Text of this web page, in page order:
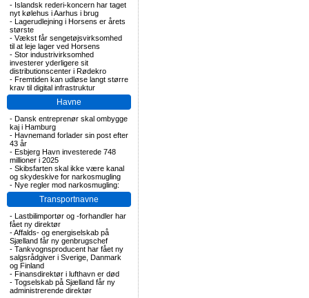
- Islandsk rederi-koncern har taget
nyt kølehus i Aarhus i brug
- Lagerudlejning i Horsens er årets
største
- Vækst får sengetøjsvirksomhed
til at leje lager ved Horsens
- Stor industrivirksomhed
investerer yderligere sit
distributionscenter i Rødekro
- Fremtiden kan udløse langt større
krav til digital infrastruktur
Havne
- Dansk entreprenør skal ombygge
kaj i Hamburg
- Havnemand forlader sin post efter
43 år
- Esbjerg Havn investerede 748
millioner i 2025
- Skibsfarten skal ikke være kanal
og skydeskive for narkosmugling
- Nye regler mod narkosmugling:
Transportnavne
- Lastbilimportør og -forhandler har
fået ny direktør
-Affalds- og energiselskab på
Sjælland får ny genbrugschef
- Tankvognsproducent har fået ny
salgsrådgiver i Sverige, Danmark
og Finland
- Finansdirektør i lufthavn er død
- Togselskab på Sjælland får ny
administrerende direktør